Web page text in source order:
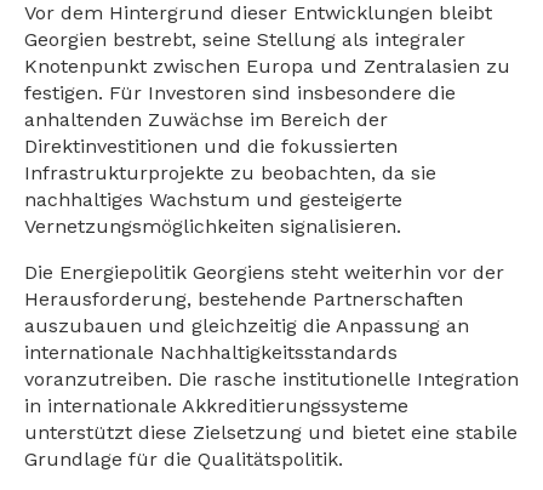
Vor dem Hintergrund dieser Entwicklungen bleibt
Georgien bestrebt, seine Stellung als integraler
Knotenpunkt zwischen Europa und Zentralasien zu
festigen. Für Investoren sind insbesondere die
anhaltenden Zuwächse im Bereich der
Direktinvestitionen und die fokussierten
Infrastrukturprojekte zu beobachten, da sie
nachhaltiges Wachstum und gesteigerte
Vernetzungsmöglichkeiten signalisieren.
Die Energiepolitik Georgiens steht weiterhin vor der
Herausforderung, bestehende Partnerschaften
auszubauen und gleichzeitig die Anpassung an
internationale Nachhaltigkeitsstandards
voranzutreiben. Die rasche institutionelle Integration
in internationale Akkreditierungssysteme
unterstützt diese Zielsetzung und bietet eine stabile
Grundlage für die Qualitätspolitik.